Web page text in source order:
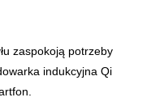
zaspokoją potrzeby
indukcyjna Qi